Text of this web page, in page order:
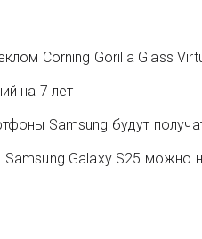
Corning Gorilla Glass
на 7 лет
Samsung будут
Galaxy S25 можно